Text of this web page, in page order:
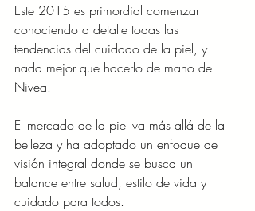
Este 2015 es primordial comenzar
conociendo a detalle todas las
tendencias del cuidado de la piel, y
nada mejor que hacerlo de mano de
Nivea.
El mercado de la piel va más allá de la
belleza y ha adoptado un enfoque de
visión integral donde se busca un
balance entre salud, estilo de vida y
cuidado para todos.